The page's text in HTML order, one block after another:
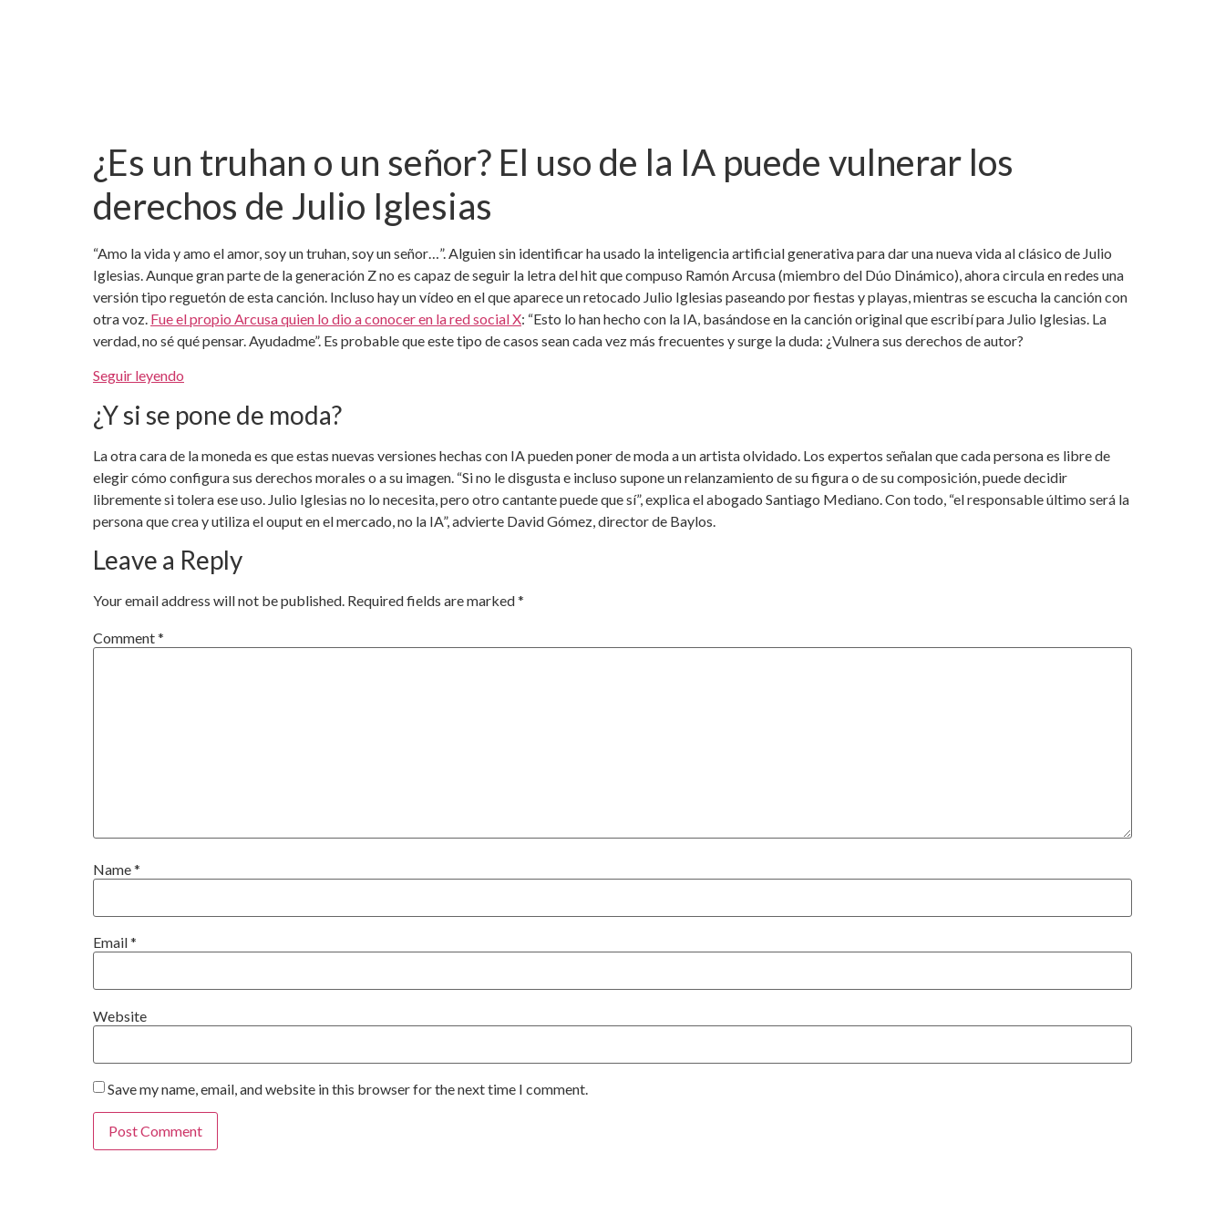
¿Es un truhan o un señor? El uso de la IA puede vulnerar los
derechos de Julio Iglesias
“Amo la vida y amo el amor, soy un truhan, soy un señor…”. Alguien sin identificar ha usado la inteligencia artificial generativa para dar una nueva vida al clásico de Julio
Iglesias. Aunque gran parte de la generación Z no es capaz de seguir la letra del hit que compuso Ramón Arcusa (miembro del Dúo Dinámico), ahora circula en redes una
versión tipo reguetón de esta canción. Incluso hay un vídeo en el que aparece un retocado Julio Iglesias paseando por fiestas y playas, mientras se escucha la canción con
otra voz. Fue el propio Arcusa quien lo dio a conocer en la red social X: “Esto lo han hecho con la IA, basándose en la canción original que escribí para Julio Iglesias. La
verdad, no sé qué pensar. Ayudadme”. Es probable que este tipo de casos sean cada vez más frecuentes y surge la duda: ¿Vulnera sus derechos de autor?
Seguir leyendo
¿Y si se pone de moda?
La otra cara de la moneda es que estas nuevas versiones hechas con IA pueden poner de moda a un artista olvidado. Los expertos señalan que cada persona es libre de
elegir cómo configura sus derechos morales o a su imagen. “Si no le disgusta e incluso supone un relanzamiento de su figura o de su composición, puede decidir
libremente si tolera ese uso. Julio Iglesias no lo necesita, pero otro cantante puede que sí”, explica el abogado Santiago Mediano. Con todo, “el responsable último será la
persona que crea y utiliza el ouput en el mercado, no la IA”, advierte David Gómez, director de Baylos.
Leave a Reply
Your email address will not be published. Required fields are marked*
Comment*
Name*
Email*
Website
Save my name, email, and website in this browser for the next time I comment.